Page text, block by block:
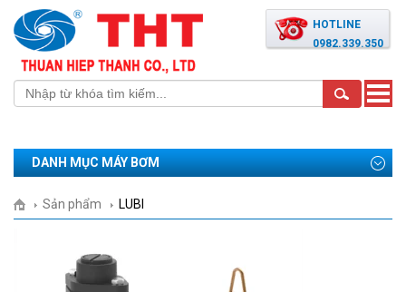
HOTLINE
0982.339.350
Toggle
DANH MỤC MÁY BƠM
Sản phẩm LUBI